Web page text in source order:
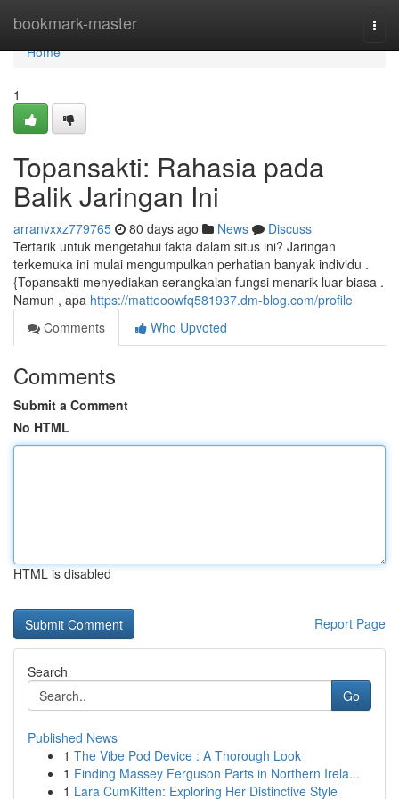
bookmark-master
Home
Home
1
Topansakti: Rahasia pada
Balik Jaringan Ini
arranvxxz779765 80 days ago News
Discuss
Tertarik untuk mengetahui fakta dalam situs ini? Jaringan
terkemuka ini mulai mengumpulkan perhatian banyak individu .
{Topansakti menyediakan serangkaian fungsi menarik luar biasa .
Namun , apa https://matteoowfq581937.dm-blog.com/profile
Comments
Who Upvoted
Comments
Submit a Comment
No HTML
HTML is disabled
Report Page
Search
Go
Published News
1 The Vibe Pod Device : A Thorough Look
1 Finding Massey Ferguson Parts in Northern Irela...
1 Lara CumKitten: Exploring Her Distinctive Style